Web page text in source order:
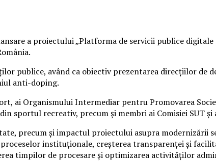
a proiectului „Platforma de servicii publice
publice, având ca obiectiv prezentarea direcțiilor de
anti-doping.
ai Organismului Intermediar pentru Promovarea
recreativ, precum și membri ai Comisiei SUT și
precum și impactul proiectului asupra modernizării
instituționale, creșterea transparenței și
timpilor de procesare și optimizarea activităților